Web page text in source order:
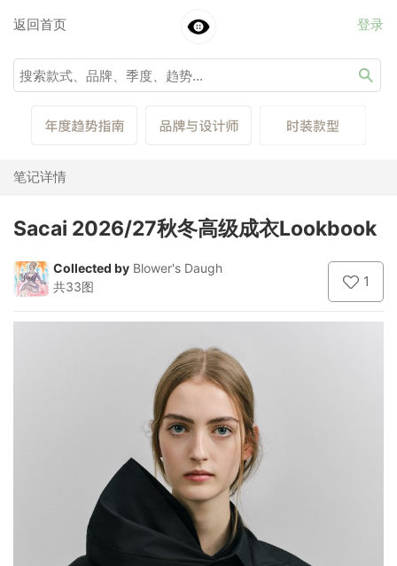
返回首页 登录
笔记详情
Sacai 2026/27秋冬高级成衣Lookbook
Collected by Blower's Daugh
共33图
1